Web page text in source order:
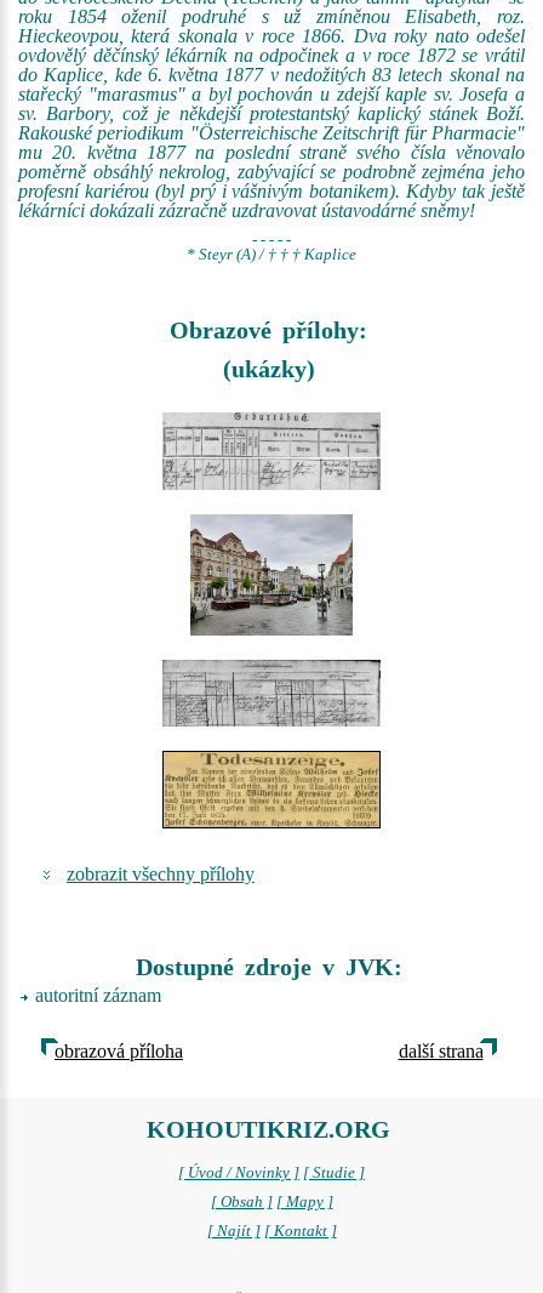
roku 1854 oženil podruhé s už zmíněnou Elisabeth, roz.
Hieckeovpou, která skonala v roce 1866. Dva roky nato odešel
ovdovělý děčínský lékárník na odpočinek a v roce 1872 se vrátil
do Kaplice, kde 6. května 1877 v nedožitých 83 letech skonal na
stařecký "marasmus" a byl pochován u zdejší kaple sv. Josefa a
sv. Barbory, což je někdejší protestantský kaplický stánek Boží.
Rakouské periodikum "Österreichische Zeitschrift für Pharmacie"
mu 20. května 1877 na poslední straně svého čísla věnovalo
poměrně obsáhlý nekrolog, zabývající se podrobně zejména jeho
profesní kariérou (byl prý i vášnivým botanikem). Kdyby tak ještě
lékárníci dokázali zázračně uzdravovat ústavodárné sněmy!
- - - - -
* Steyr (A) / † † † Kaplice
Obrazové přílohy:
(ukázky)
zobrazit všechny přílohy
Dostupné zdroje v JVK:
autoritní záznam
obrazová příloha další strana
KOHOUTIKRIZ.ORG
[ Úvod / Novinky ] [ Studie ]
[ Obsah ] [ Mapy ]
[ Najít ] [ Kontakt ]